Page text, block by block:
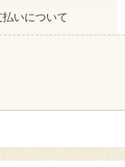
払いについて